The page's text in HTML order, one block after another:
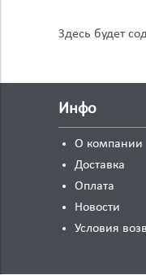
Здесь будет
Инфо
О компании
Доставка
Оплата
Новости
Условия